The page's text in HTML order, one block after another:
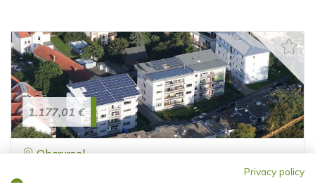
1.177,01 €
Oberursel
SUPER LAGE! ZENTRAL & RUHIG. HübschePrivacy policy